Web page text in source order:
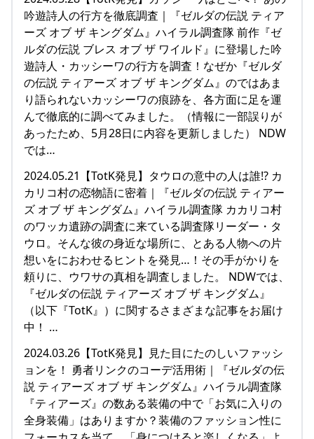
吟遊詩人の行方を徹底調査｜『ゼルダの伝説 ティア
ーズ オブ ザ キングダム』ハイラル調査隊 前作『ゼ
ルダの伝説 ブレス オブ ザ ワイルド』に登場した吟
遊詩人・カッシーワの行方を調査！なぜか『ゼルダ
の伝説 ティアーズ オブ ザ キングダム』のではあま
り語られないカッシーワの痕跡を、各方面に足を運
んで徹底的に調べてみました。（情報に一部誤りが
あったため、5月28日に内容を更新しました） NDW
では…
2024.05.21【TotK発見】タウロの意中の人は誰!? カ
カリコ村の恋物語に密着｜『ゼルダの伝説 ティアー
ズ オブ ザ キングダム』ハイラル調査隊 カカリコ村
のワッカ遺跡の調査に来ている調査隊リーダー・タ
ウロ。そんな彼の身近な場所に、とある人物への片
想いをにおわせるヒントを発見…！その手がかりを
頼りに、ウワサの真相を調査しました。 NDWでは、
『ゼルダの伝説 ティアーズ オブ ザ キングダム』
（以下『TotK』）に関するさまざまな記事をお届け
中！ …
2024.03.26【TotK発見】見た目にたのしいファッシ
ョンを！ 勇者リンクのコーデ活用術｜『ゼルダの伝
説 ティアーズ オブ ザ キングダム』ハイラル調査隊
『ティアーズ』の数ある装備の中で「お気に入りの
全身装備」はありますか？装備のファッション性に